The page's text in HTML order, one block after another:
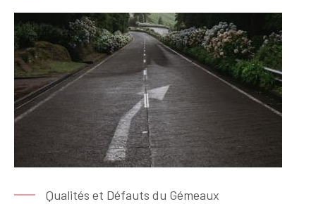
Qualités et Défauts du Gémeaux